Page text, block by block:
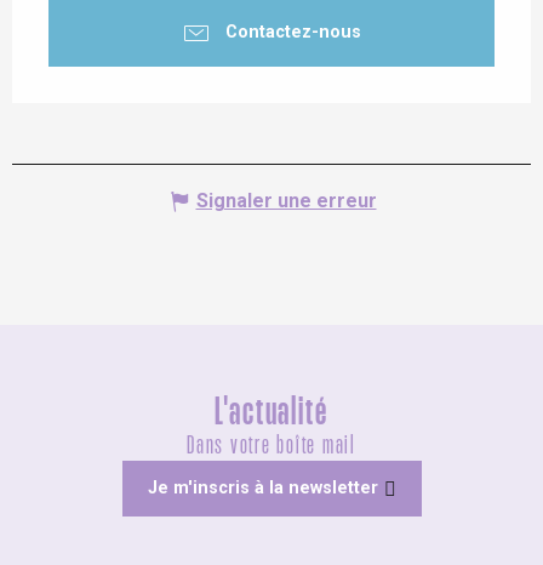
Contactez-nous
Signaler une erreur
L'actualité
Dans votre boîte mail
Je m'inscris à la newsletter